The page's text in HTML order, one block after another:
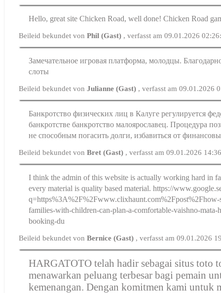
Hello, great site Chicken Road, well done! Chicken Road
Beileid bekundet vonPhil (Gast) , verfasst am 09.01.2026
Замечательное игровая платформа, молодцы.
слоты
Beileid bekundet vonJulianne (Gast) , verfasst am 09.01.2026
Банкротство физических лиц в Калуге регулируется
банкротстве банкротство малоярославец. Процедура
не способным погасить долги, избавиться от
Beileid bekundet vonBret (Gast) , verfasst am 09.01.2026
I think the admin of this website is actually working hard in
every material is quality based material. https://
q=https%3A%2F%2Fwww.clixhaunt.com%2Fpost%2Fhow-
families-with-children-can-plan-a-comfortable-vaishno-mata-
booking-du
Beileid bekundet vonBernice (Gast) , verfasst am 09.01.2026
HARGATOTO telah hadir sebagai situs toto
menawarkan peluang terbesar bagi pemain
kemenangan. Dengan komitmen kami untuk